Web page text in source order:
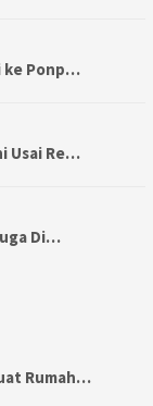
ke Ponp…
Usai Re…
Di…
Rumah…